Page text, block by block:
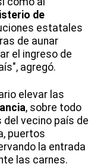
de
estatales
de aunar
el ingreso de
agregó.
elevar las
, sobre todo
vecino país de
puertos
la entrada
las carnes.